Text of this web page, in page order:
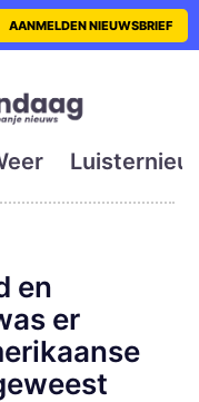
eerste
AANMELDEN NIEUWSBRIEF
en
er